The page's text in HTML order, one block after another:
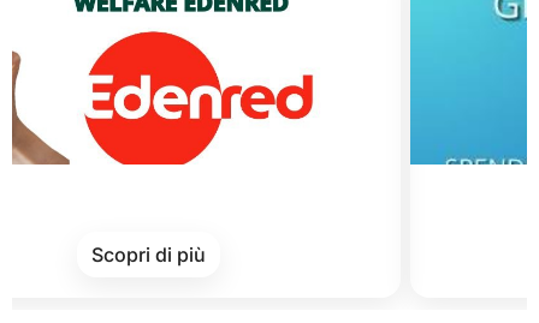
Scopri di più